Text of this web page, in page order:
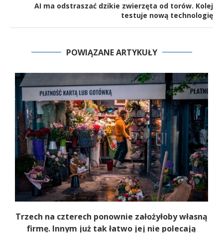
AI ma odstraszać dzikie zwierzęta od torów. Kolej
testuje nową technologię
POWIĄZANE ARTYKUŁY
Trzech na czterech ponownie założyłoby własną
firmę. Innym już tak łatwo jej nie polecają